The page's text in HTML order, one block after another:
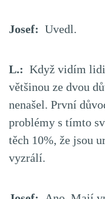
Josef: Uvedl.
L.: Když vidím
většinou ze dvou
nenašel. První
problémy s tímto
těch 10%, že jsou
vyzrálí.